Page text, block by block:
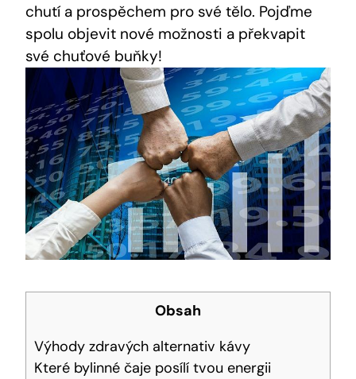
chutí a prospěchem pro své tělo. Pojďme
spolu objevit nové možnosti a překvapit
své chuťové buňky!
Obsah
Výhody zdravých alternativ kávy
Které bylinné čaje posílí tvou energii